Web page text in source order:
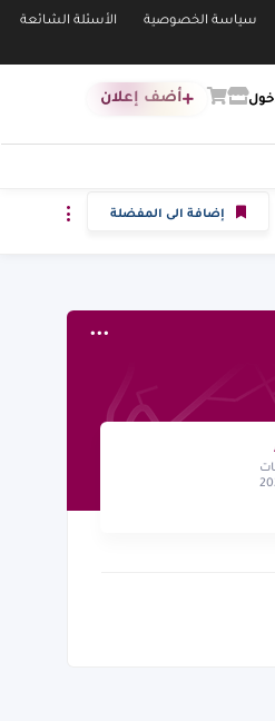
سياسة الخصوصية الأسئلة الشائعة
أضف إعلان
إضافة الى المفضلة